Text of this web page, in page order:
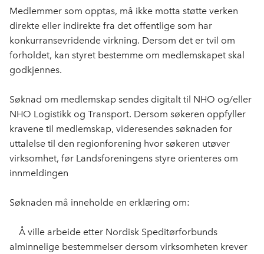
Medlemmer som opptas, må ikke motta støtte verken
direkte eller indirekte fra det offentlige som har
konkurransevridende virkning. Dersom det er tvil om
forholdet, kan styret bestemme om medlemskapet skal
godkjennes.
Søknad om medlemskap sendes digitalt til NHO og/eller
NHO Logistikk og Transport. Dersom søkeren oppfyller
kravene til medlemskap, videresendes søknaden for
uttalelse til den regionforening hvor søkeren utøver
virksomhet, før Landsforeningens styre orienteres om
innmeldingen
Søknaden må inneholde en erklæring om:
Å ville arbeide etter Nordisk Speditørforbunds
alminnelige bestemmelser dersom virksomheten krever